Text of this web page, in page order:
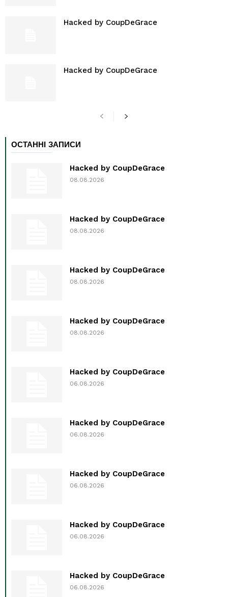
Hacked by CoupDeGrace
Hacked by CoupDeGrace
ОСТАННІ ЗАПИСИ
Hacked by CoupDeGrace
08.08.2026
Hacked by CoupDeGrace
08.08.2026
Hacked by CoupDeGrace
08.08.2026
Hacked by CoupDeGrace
08.08.2026
Hacked by CoupDeGrace
06.08.2026
Hacked by CoupDeGrace
06.08.2026
Hacked by CoupDeGrace
06.08.2026
Hacked by CoupDeGrace
06.08.2026
Hacked by CoupDeGrace
06.08.2026